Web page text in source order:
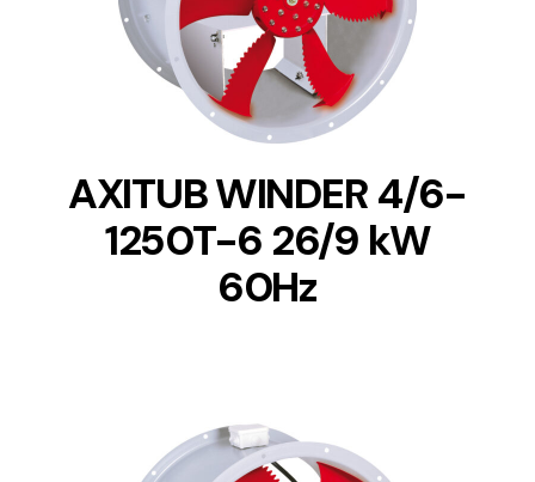
DETAILS
AXITUB WINDER 4/6-
1250T-6 26/9 kW
60Hz